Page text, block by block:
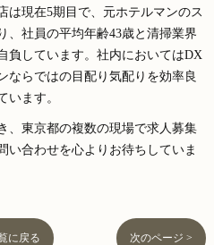
は現在5期目で、元ホテルマンのス
、社員の平均年齢43歳と清掃業界
負しています。社内においてはDX
ならではの目配り気配りを効率良
います。
、東京都の複数の現場で求人募集
い合わせを心よりお待ちしていま
に戻る 次のページ >